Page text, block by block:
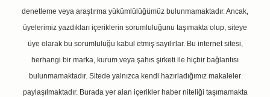
denetleme veya araştırma yükümlülüğümüz bulunmamaktadır. Ancak,
üyelerimiz yazdıkları içeriklerin sorumluluğunu taşımakta olup, siteye
üye olarak bu sorumluluğu kabul etmiş sayılırlar. Bu internet sitesi,
herhangi bir marka, kurum veya şahıs şirketi ile hiçbir bağlantısı
bulunmamaktadır. Sitede yalnızca kendi hazırladığımız makaleler
paylaşılmaktadır. Burada yer alan içerikler haber niteliği taşımamakta